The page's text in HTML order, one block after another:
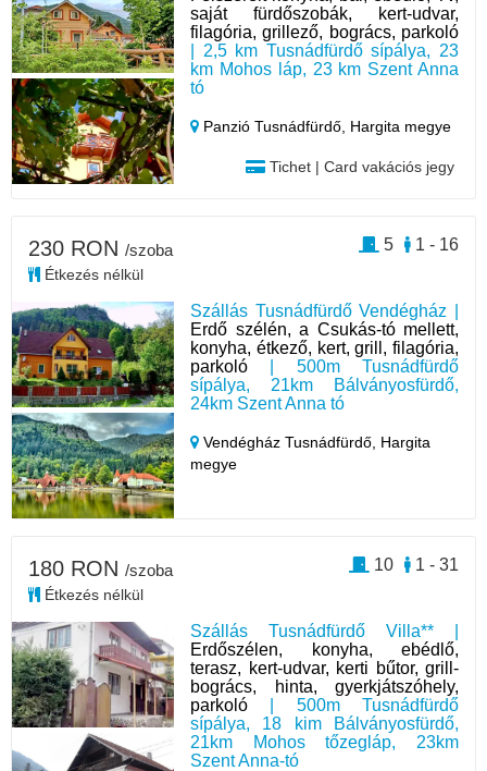
saját fürdőszobák, kert-udvar,
filagória, grillező, bogrács, parkoló
| 2,5 km Tusnádfürdő sípálya, 23
km Mohos láp, 23 km Szent Anna
tó
Panzió Tusnádfürdő, Hargita megye
Tichet | Card vakációs jegy
Szállás Tusnádfürdő Vendégház |
Erdő szélén, a Csukás-tó mellett,
konyha, étkező, kert, grill, filagória,
parkoló | 500m Tusnádfürdő
sípálya, 21km Bálványosfürdő,
24km Szent Anna tó
Vendégház Tusnádfürdő, Hargita
megye
230 RON /szoba
Étkezés nélkül
1 - 16
5
Szállás Tusnádfürdő Villa** |
Erdőszélen, konyha, ebédlő,
terasz, kert-udvar, kerti bűtor, grill-
bogrács, hinta, gyerkjátszóhely,
parkoló | 500m Tusnádfürdő
sípálya, 18 kim Bálványosfürdő,
21km Mohos tőzegláp, 23km
Szent Anna-tó
180 RON /szoba
Étkezés nélkül
1 - 31
10